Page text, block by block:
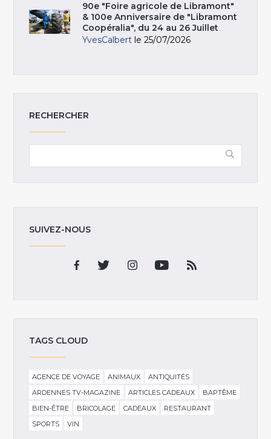
90e "Foire agricole de Libramont"
& 100e Anniversaire de "Libramont
Coopéralia", du 24 au 26 Juillet
YvesCalbert le 25/07/2026
RECHERCHER
SUIVEZ-NOUS
TAGS CLOUD
AGENCE DE VOYAGE ANIMAUX
ANTIQUITÉS
ARDENNES TV-MAGAZINE
ARTICLES CADEAUX
BAPTÊME
BIEN-ÊTRE
BRICOLAGE CADEAUX
RESTAURANT
SPORTS
VIN